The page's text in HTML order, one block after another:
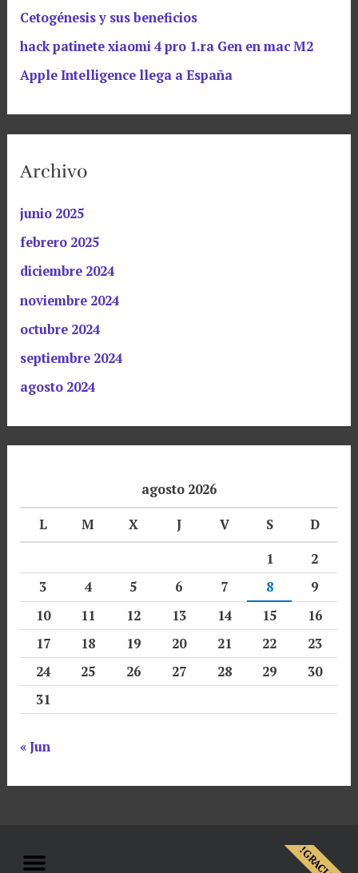
Cetogénesis y sus beneficios
hack patinete xiaomi 4 pro 1.ra Gen en mac M2
Apple Intelligence llega a España
Archivo
junio 2025
febrero 2025
diciembre 2024
noviembre 2024
octubre 2024
septiembre 2024
agosto 2024
agosto 2026
L
M X J V S
D
1
2
3
4 5 6 7 8
9
10
11 12 13 14 15
16
17
18 19 20 21 22
23
24
25 26 27 28 29
30
31
« Jun
Menu